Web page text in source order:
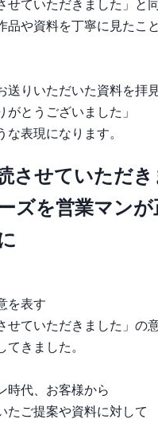
せていただきました」と
品や資料を丁寧に見たこ
送りいただいた資料を拝
がとうございました」
な表現になります。
読させていただ
ズを営業マンが
を表す
せていただきました」の
てきました。
時代、お客様から
たご提案や資料に対して